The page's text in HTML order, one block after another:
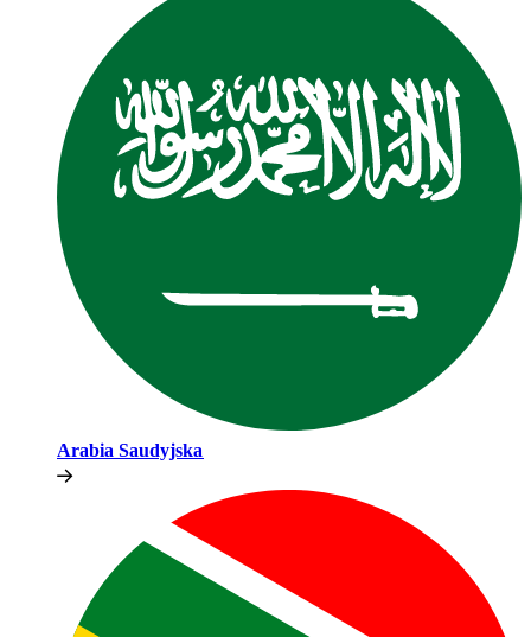
Arabia Saudyjska​​